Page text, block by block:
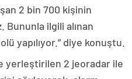
2 bin 700 kişinin
Bununla ilgili alınan
yapılıyor.” diye konuştu.
yerleştirilen 2 jeoradar ile